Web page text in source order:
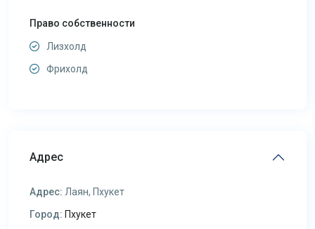
Право собственности
Лизхолд
Фрихолд
Адрес
Адрес: Лаян, Пхукет
Город: Пхукет